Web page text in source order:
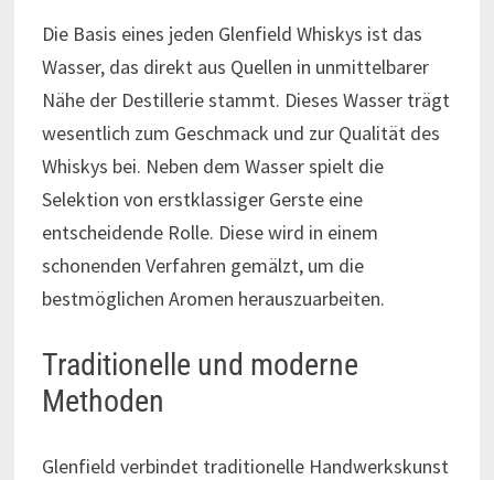
Die Basis eines jeden Glenfield Whiskys ist das
Wasser, das direkt aus Quellen in unmittelbarer
Nähe der Destillerie stammt. Dieses Wasser trägt
wesentlich zum Geschmack und zur Qualität des
Whiskys bei. Neben dem Wasser spielt die
Selektion von erstklassiger Gerste eine
entscheidende Rolle. Diese wird in einem
schonenden Verfahren gemälzt, um die
bestmöglichen Aromen herauszuarbeiten.
Traditionelle und moderne
Methoden
Glenfield verbindet traditionelle Handwerkskunst